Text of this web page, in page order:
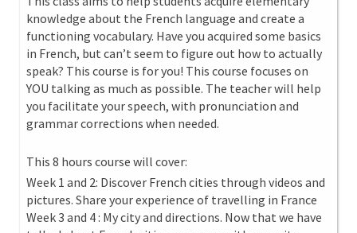
knowledge about the French language and create a
functioning vocabulary. Have you acquired some basics
in French, but can’t seem to figure out how to actually
speak? This course is for you! This course focuses on
YOU talking as much as possible. The teacher will help
you facilitate your speech, with pronunciation and
grammar corrections when needed.
This 8 hours course will cover:
Week 1 and 2: Discover French cities through videos and
pictures. Share your experience of travelling in France
Week 3 and 4 : My city and directions. Now that we have